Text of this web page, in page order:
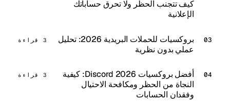
كيف تتجنب الحظر ولا تحرق حساباتك
الإعلانية
بروكسيات للحملات البريدية 2026: تحليل
عملي بدون نظرية
3 قراءة
أفضل بروكسيات Discord 2026: كيفية
النجاة من الحظر ومكافحة الاحتيال
وفقدان الحسابات
3 قراءة